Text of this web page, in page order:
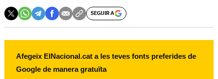
SEGUIR A
Afegeix ElNacional.cat a les teves fonts preferides de
Google de manera gratuïta